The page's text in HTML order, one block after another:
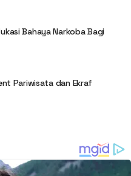
Bahaya Narkoba Bagi
Pariwisata dan Ekraf